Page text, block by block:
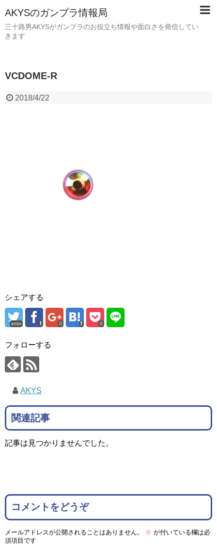
AKYSのガンプラ情報局
三十路男AKYSがガンプラのお役立ち情報や面白さを発信してい
きます
VCDOME-R
2018/4/22
シェアする
error 0 0
フォローする
AKYS
関連記事
記事は見つかりませんでした。
コメントをどうぞ
メールアドレスが公開されることはありません。 ※ が付いている欄は必
須項目です